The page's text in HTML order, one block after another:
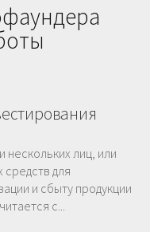
лиц, или
для
и сбыту продукции
с...